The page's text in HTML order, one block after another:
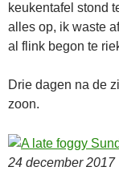
keukentafel stond
alles op, ik waste
al flink begon te
Drie dagen na de
zoon.
24 december 2017